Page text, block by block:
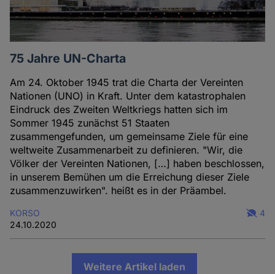
75 Jahre UN-Charta
Am 24. Oktober 1945 trat die Charta der Vereinten
Nationen (UNO) in Kraft. Unter dem katastrophalen
Eindruck des Zweiten Weltkriegs hatten sich im
Sommer 1945 zunächst 51 Staaten
zusammengefunden, um gemeinsame Ziele für eine
weltweite Zusammenarbeit zu definieren. "Wir, die
Völker der Vereinten Nationen, […] haben beschlossen,
in unserem Bemühen um die Erreichung dieser Ziele
zusammenzuwirken". heißt es in der Präambel.
KORSO
24.10.2020
4
Weitere Artikel laden